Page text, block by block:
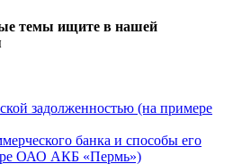
темы ищите в нашей
задолженностью (на примере
банка и способы его
ОАО АКБ «Пермь»)